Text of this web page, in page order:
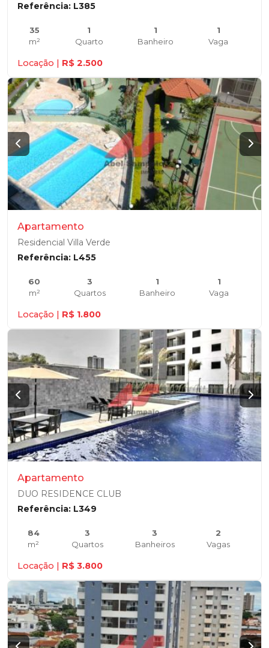
Referência: L385
35
m²
1
Quarto
1
Banheiro
1
Vaga
Locação | R$ 2.500
Apartamento
Residencial Villa Verde
Referência: L455
60
m²
3
Quartos
1
Banheiro
1
Vaga
Locação | R$ 1.800
Apartamento
DUO RESIDENCE CLUB
Referência: L349
84
m²
3
Quartos
3
Banheiros
2
Vagas
Locação | R$ 3.800